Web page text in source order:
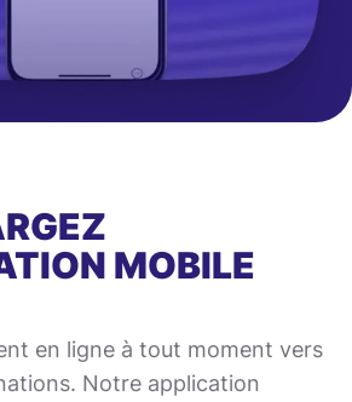
MOBILE
en ligne à tout moment vers
Notre application